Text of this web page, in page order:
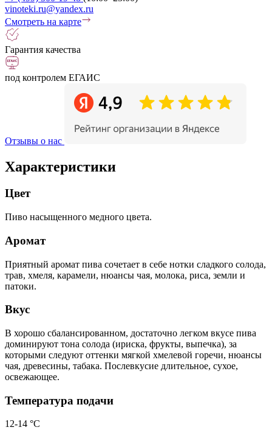
vinoteki.ru@yandex.ru
Смотреть на карте
Гарантия качества
под контролем ЕГАИС
Отзывы о нас
Характеристики
Цвет
Пиво насыщенного медного цвета.
Аромат
Приятный аромат пива сочетает в себе нотки сладкого солода,
трав, хмеля, карамели, нюансы чая, молока, риса, земли и
патоки.
Вкус
В хорошо сбалансированном, достаточно легком вкусе пива
доминируют тона солода (ириска, фрукты, выпечка), за
которыми следуют оттенки мягкой хмелевой горечи, нюансы
чая, древесины, табака. Послевкусие длительное, сухое,
освежающее.
Температура подачи
12-14 °С